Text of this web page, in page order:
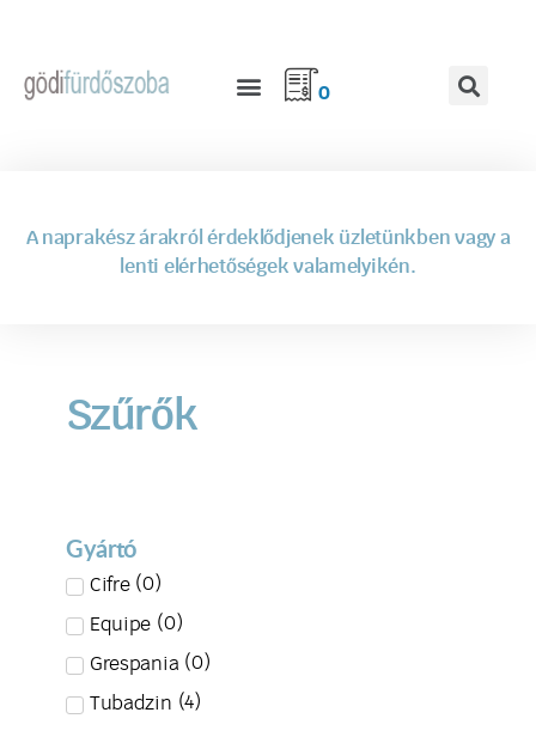
0
A naprakész árakról érdeklődjenek üzletünkben vagy a
lenti elérhetőségek valamelyikén.
Szűrők
Gyártó
Cifre (0)
Equipe (0)
Grespania (0)
Tubadzin (4)